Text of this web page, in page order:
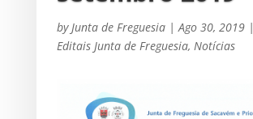
by Junta de Freguesia| Ago 30, 2019|
Editais Junta de Freguesia, Notícias